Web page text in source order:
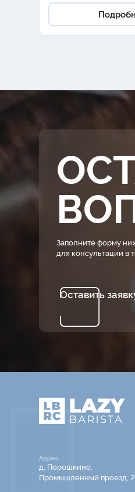
Заполните форму
для консультации в
Оставить
Адрес
д. Порошкино,
Промышленный проезд,